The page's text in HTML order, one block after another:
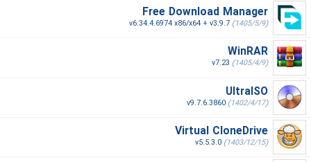
Free Download Manager
v6.34.4.6974 x86/x64 + v3.9.7 (1405/5/9)
WinRAR
v7.23 (1405/4/9)
UltraISO
v9.7.6.3860 (1402/4/17)
Virtual CloneDrive
v5.5.3.0 (1403/12/15)